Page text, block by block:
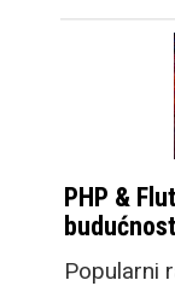
PHP &
budućnost
Popularni